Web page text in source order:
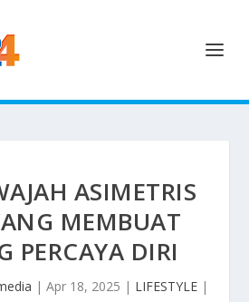
ASIMETRIS
MEMBUAT
PERCAYA DIRI
| Apr 18, 2025 | LIFESTYLE|